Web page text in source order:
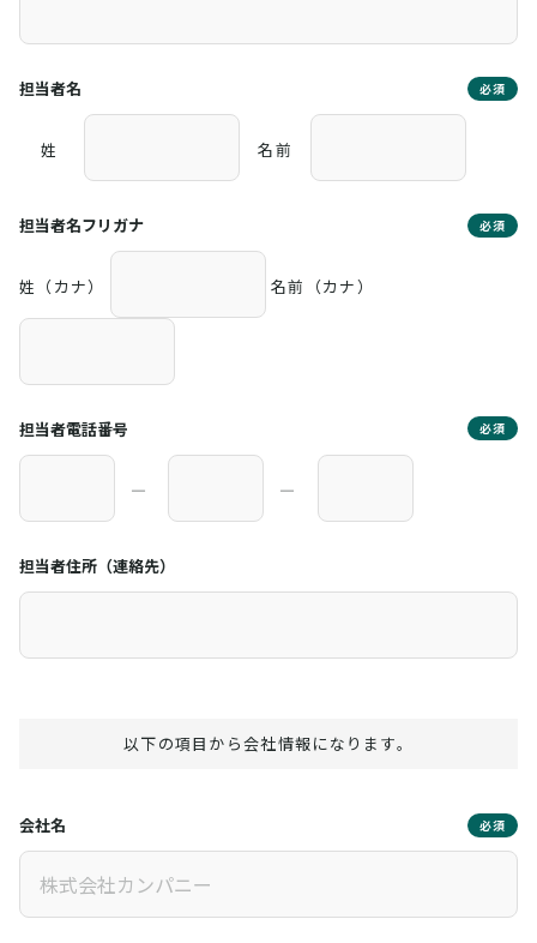
担当者名 必須
姓 名前
担当者名フリガナ 必須
姓（カナ） 名前（カナ）
担当者電話番号 必須
― ―
担当者住所（連絡先）
以下の項目から会社情報になります。
会社名 必須